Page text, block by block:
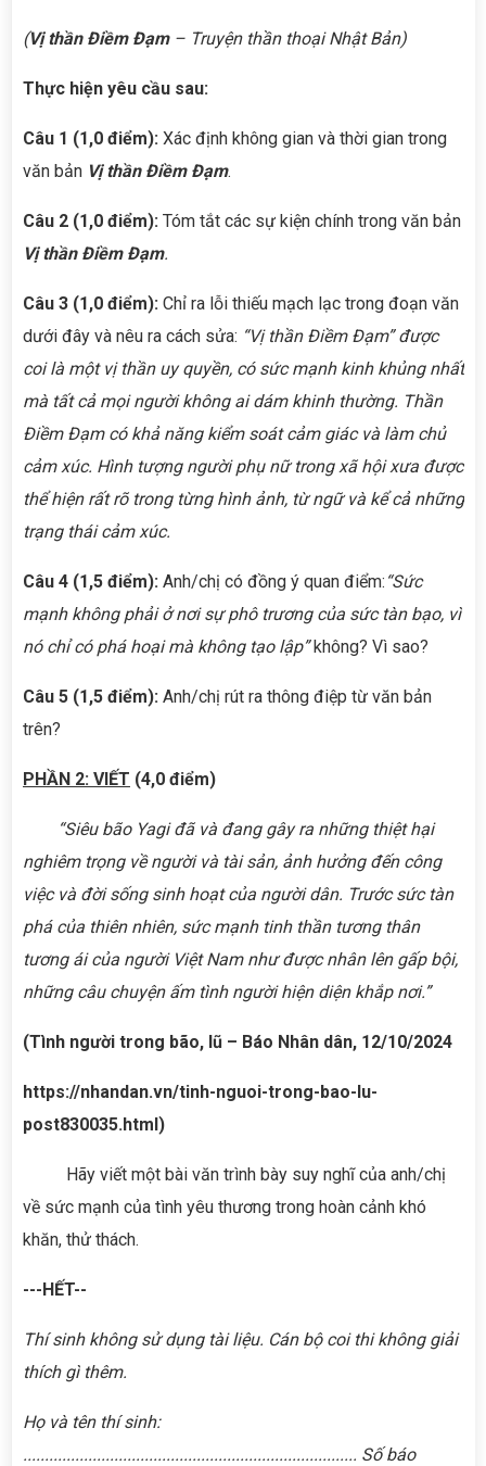
(Vị thần Điềm Đạm– Truyện thần thoại Nhật Bản)
Thực hiện yêu cầu sau:
Câu 1 (1,0 điểm): Xác định không gian và thời gian trong
văn bản Vị thần Điềm Đạm.
Câu 2 (1,0 điểm): Tóm tắt các sự kiện chính trong văn bản
Vị thần Điềm Đạm.
Câu 3 (1,0 điểm): Chỉ ra lỗi thiếu mạch lạc trong đoạn văn
dưới đây và nêu ra cách sửa: “Vị thần Điềm Đạm” được
coi là một vị thần uy quyền, có sức mạnh kinh khủng nhất
mà tất cả mọi người không ai dám khinh thường. Thần
Điềm Đạm có khả năng kiểm soát cảm giác và làm chủ
cảm xúc. Hình tượng người phụ nữ trong xã hội xưa được
thể hiện rất rõ trong từng hình ảnh, từ ngữ và kể cả những
trạng thái cảm xúc.
Câu 4 (1,5 điểm): Anh/chị có đồng ý quan điểm: “Sức
mạnh không phải ở nơi sự phô trương của sức tàn bạo, vì
nó chỉ có phá hoại mà không tạo lập”không? Vì sao?
Câu 5 (1,5 điểm): Anh/chị rút ra thông điệp từ văn bản
trên?
PHẦN 2: VIẾT (4,0 điểm)
“Siêu bão Yagi đã và đang gây ra những thiệt hại
nghiêm trọng về người và tài sản, ảnh hưởng đến công
việc và đời sống sinh hoạt của người dân. Trước sức tàn
phá của thiên nhiên, sức mạnh tinh thần tương thân
tương ái của người Việt Nam như được nhân lên gấp bội,
những câu chuyện ấm tình người hiện diện khắp nơi.”
(Tình người trong bão, lũ – Báo Nhân dân, 12/10/2024
https://nhandan.vn/tinh-nguoi-trong-bao-lu-
post830035.html)
Hãy viết một bài văn trình bày suy nghĩ của anh/chị
về sức mạnh của tình yêu thương trong hoàn cảnh khó
khăn, thử thách.
---HẾT--
Thí sinh không sử dụng tài liệu. Cán bộ coi thi không giải
thích gì thêm.
Họ và tên thí sinh:
............................................................................. Số báo